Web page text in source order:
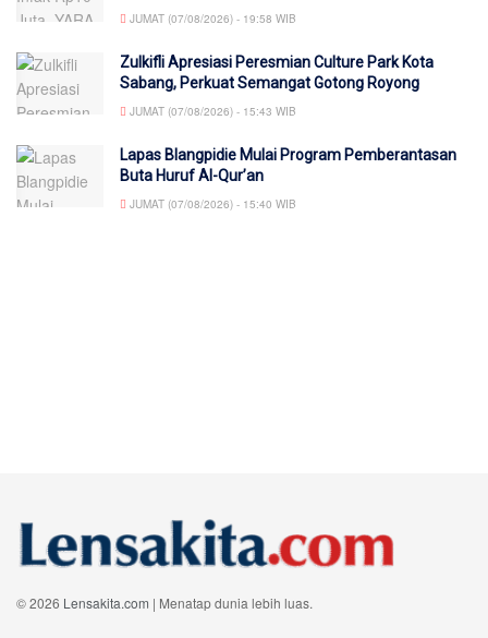
JUMAT (07/08/2026) - 19:58 WIB
Zulkifli Apresiasi Peresmian Culture Park Kota
Sabang, Perkuat Semangat Gotong Royong
JUMAT (07/08/2026) - 15:43 WIB
Lapas Blangpidie Mulai Program Pemberantasan
Buta Huruf Al-Qur’an
JUMAT (07/08/2026) - 15:40 WIB
© 2026 Lensakita.com | Menatap dunia lebih luas.